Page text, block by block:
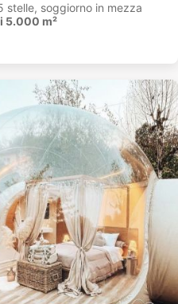
stelle, soggiorno in mezza
5.000 m²